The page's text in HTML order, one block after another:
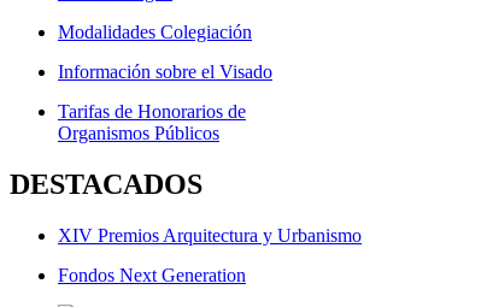
Modalidades Colegiación
Información sobre el Visado
Tarifas de Honorarios de
Organismos Públicos
DESTACADOS
XIV Premios Arquitectura y Urbanismo
Fondos Next Generation